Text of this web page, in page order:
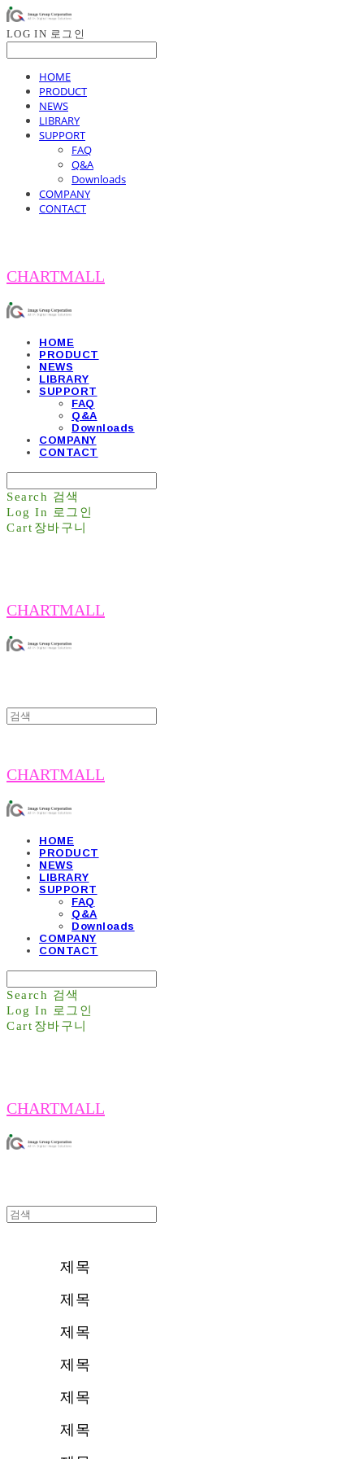
LOG IN 로그인
HOME
PRODUCT
NEWS
LIBRARY
SUPPORT
FAQ
Q&A
Downloads
COMPANY
CONTACT
CHARTMALL
HOME
PRODUCT
NEWS
LIBRARY
SUPPORT
FAQ
Q&A
Downloads
COMPANY
CONTACT
Search 검색
Log In
로그인
Cart 장바구니
CHARTMALL
CHARTMALL
HOME
PRODUCT
NEWS
LIBRARY
SUPPORT
FAQ
Q&A
Downloads
COMPANY
CONTACT
Search 검색
Log In
로그인
Cart 장바구니
CHARTMALL
제목
제목
제목
제목
제목
제목